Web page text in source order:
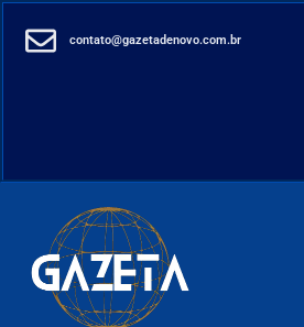
contato@gazetadenovo.com.br